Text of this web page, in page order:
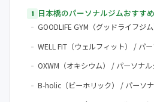
日本橋のパーソナルジムおすす
GOODLIFE GYM（グッドライフジ
WELL FIT（ウェルフィット） / パ
OXWM（オキシウム） / パーソナ
B-holic（ビーホリック） / パーソ